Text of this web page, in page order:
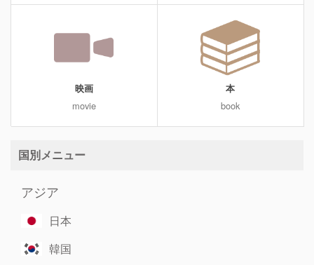
映画
movie
本
book
国別メニュー
アジア
日本
韓国